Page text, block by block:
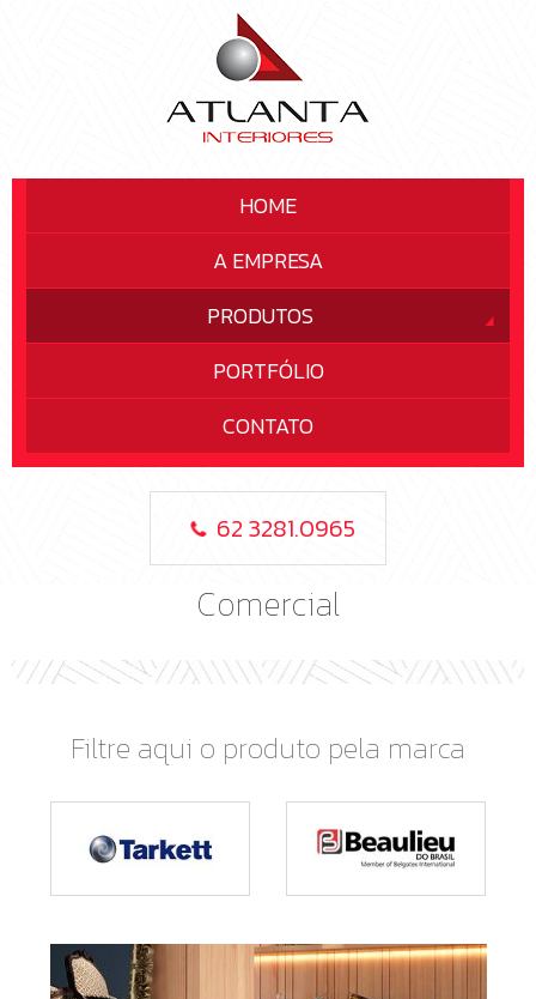
HOME
A EMPRESA
PRODUTOS
PORTFÓLIO
CONTATO
62 3281.0965
Comercial
Filtre aqui o produto pela marca